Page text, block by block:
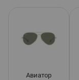
Авиатор